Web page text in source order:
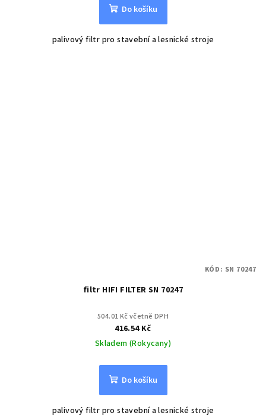
Do košíku
palivový filtr pro stavební a lesnické stroje
filtr HIFI FILTER SN 70247
504.01 Kč včetně DPH
416.54 Kč
Skladem (Rokycany)
Do košíku
palivový filtr pro stavební a lesnické stroje
KÓD: SN 70247